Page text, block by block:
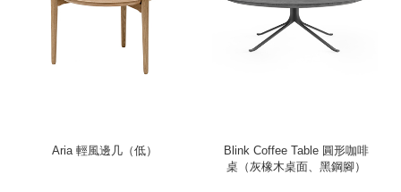
Aria 輕風邊几（低）
Blink Coffee Table 圓形咖啡
桌（灰橡木桌面、黑鋼腳）